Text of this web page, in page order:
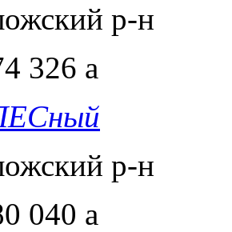
р-н
326 a
р-н
040 a